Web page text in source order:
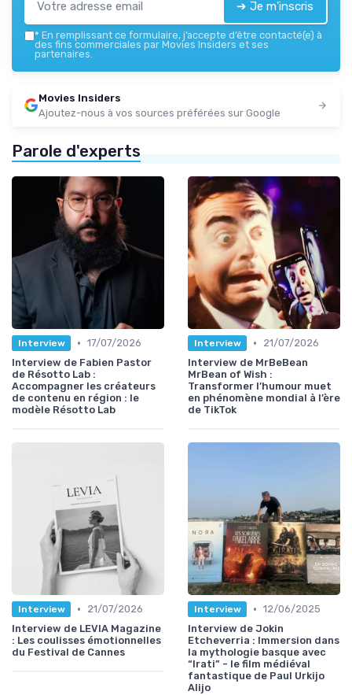
➔ Je m'inscris
* En remplissant ce formulaire, j’accepte d’être contacté(e) à
des fins commerciales par Movies Insiders et ses
partenaires.
Movies Insiders
Ajoutez-nous à vos sources préférées sur Google
Parole d'experts
Interview • 17/07/2026
Interview de Fabien Pastor
de Résotto Lab :
Accompagner les créateurs
de contenu en région : le
modèle Résotto Lab
Interview •
21/07/2026
Interview de MrBeBean
MrBean of Wish :
Transformer l’humour muet
en phénomène mondial à l’ère
de TikTok
Interview •
21/07/2026
Interview de LEVIA Magazine
: Les coulisses émotionnelles
du Festival de Cannes
Interview • 12/06/2025
Interview de Jokin
Etcheverria : Immersion dans
la mythologie basque avec
“Irati” - le film médiéval
fantastique de Paul Urkijo
Alijo